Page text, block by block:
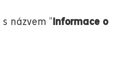
s názvem " Informace o